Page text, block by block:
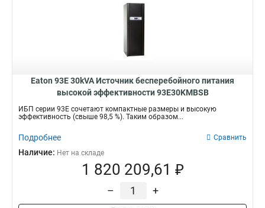
Eaton 93E 30kVA Источник бесперебойного питания
высокой эффективности 93E30KMBSB
ИБП серии 93Е сочетают компактные размеры и высокую
эффективность (свыше 98,5 %). Таким образом...
Подробнее Сравнить
Наличие: Нет на складе
1 820 209,61 ₽
– +